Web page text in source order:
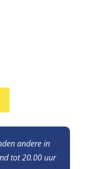
andere in
tot 20.00 uur